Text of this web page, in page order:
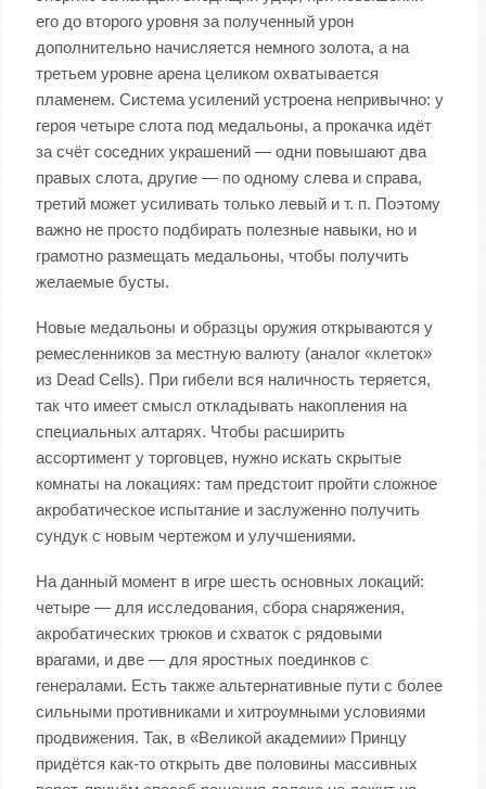
его до второго уровня за полученный урон
дополнительно начисляется немного золота, а на
третьем уровне арена целиком охватывается
пламенем. Система усилений устроена непривычно: у
героя четыре слота под медальоны, а прокачка идёт
за счёт соседних украшений — одни повышают два
правых слота, другие — по одному слева и справа,
третий может усиливать только левый и т. п. Поэтому
важно не просто подбирать полезные навыки, но и
грамотно размещать медальоны, чтобы получить
желаемые бусты.
Новые медальоны и образцы оружия открываются у
ремесленников за местную валюту (аналог «клеток»
из Dead Cells). При гибели вся наличность теряется,
так что имеет смысл откладывать накопления на
специальных алтарях. Чтобы расширить
ассортимент у торговцев, нужно искать скрытые
комнаты на локациях: там предстоит пройти сложное
акробатическое испытание и заслуженно получить
сундук с новым чертежом и улучшениями.
На данный момент в игре шесть основных локаций:
четыре — для исследования, сбора снаряжения,
акробатических трюков и схваток с рядовыми
врагами, и две — для яростных поединков с
генералами. Есть также альтернативные пути с более
сильными противниками и хитроумными условиями
продвижения. Так, в «Великой академии» Принцу
придётся как-то открыть две половины массивных